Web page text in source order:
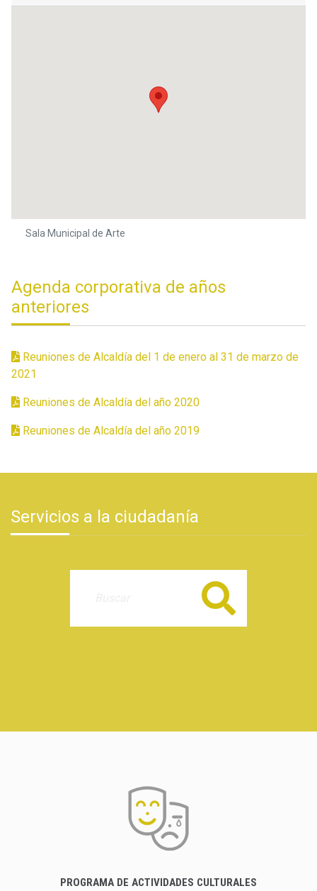
Sala Municipal de Arte
Agenda corporativa de años
anteriores
Reuniones de Alcaldía del 1 de enero al 31 de marzo de
2021
Reuniones de Alcaldía del año 2020
Reuniones de Alcaldía del año 2019
Servicios a la ciudadanía
Buscar
PROGRAMA DE ACTIVIDADES CULTURALES